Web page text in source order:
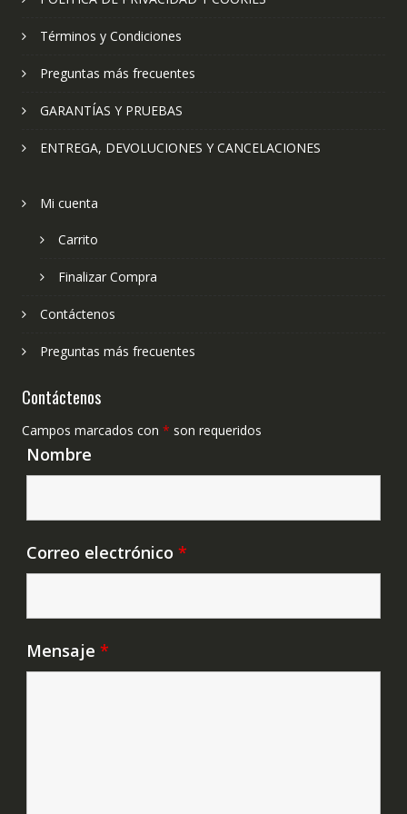
Términos y Condiciones
Preguntas más frecuentes
GARANTÍAS Y PRUEBAS
ENTREGA, DEVOLUCIONES Y CANCELACIONES
Mi cuenta
Carrito
Finalizar Compra
Contáctenos
Preguntas más frecuentes
Contáctenos
Campos marcados con * son requeridos
Nombre
Correo electrónico *
Mensaje *